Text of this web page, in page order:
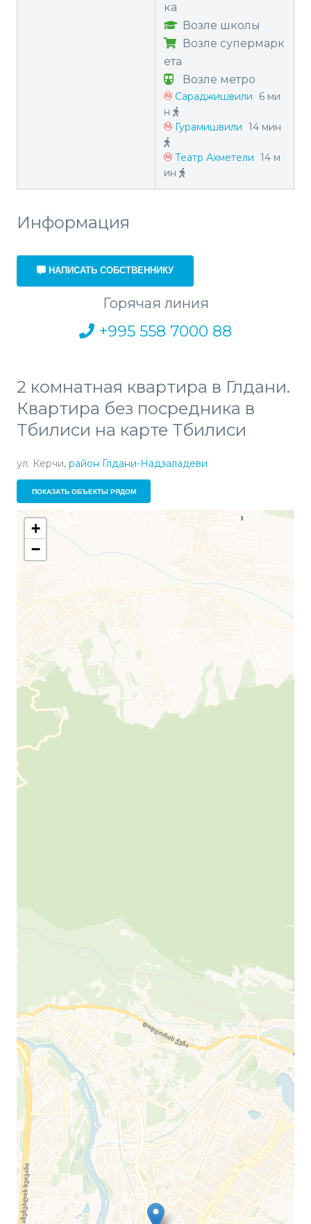
ка
Возле школы
Возле супермарк
ета
Возле метро
Сараджишвили
6 ми
н
Гурамишвили 14 мин
Театр Ахметели 14 м
ин
Информация
НАПИСАТЬ СОБСТВЕННИКУ
Горячая линия
+995 558 7000 88
2 комнатная квартира в Глдани.
Квартира без посредника в
Тбилиси на карте Тбилиси
ул. Керчи, район Глдани-Надзаладеви
ПОКАЗАТЬ ОБЪЕКТЫ РЯДОМ
+
−